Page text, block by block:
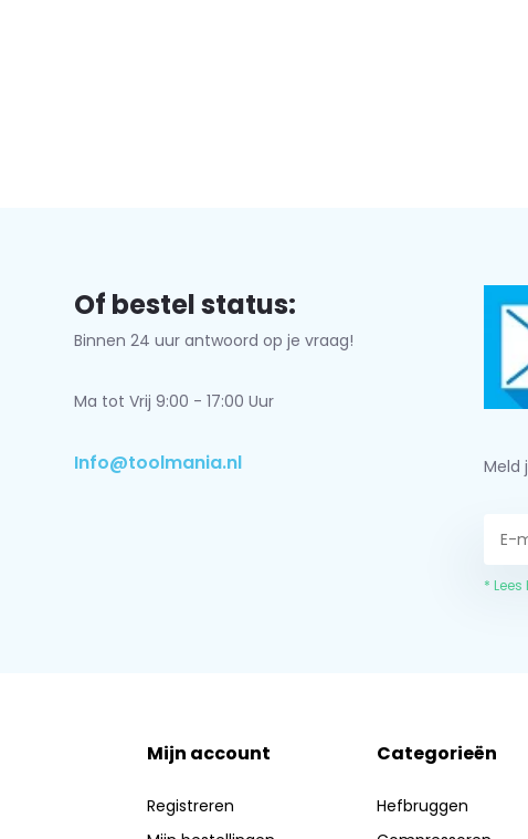
Of bestel status:
Binnen 24 uur antwoord op je vraag!
Ma tot Vrij 9:00 - 17:00 Uur
Info@toolmania.nl Meld
*
Mijn account
Registreren
Categorieën
Hefbruggen